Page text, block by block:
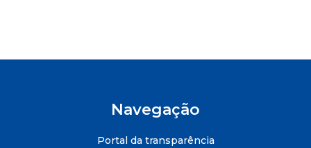
Navegação
Portal da transparência